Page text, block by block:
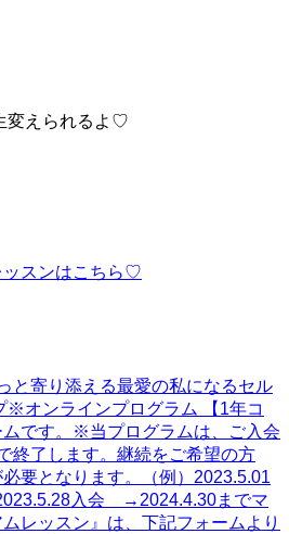
変えられるよ♡
ッスンはこちら♡
と寄り添える最愛の私になるセル
※オンラインプログラム 【1年コ
です。※当プログラムは、ご入会
終了します。継続をご希望の方
要となります。（例）2023.5.01
入会 →2024.4.30までマ
レッスン』は、下記フォームより